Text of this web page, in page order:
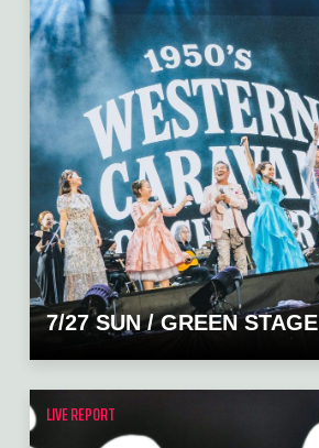
7/27 SUN / GREEN STAGE
LIVE REPORT